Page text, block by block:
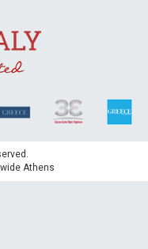
Athens